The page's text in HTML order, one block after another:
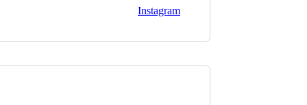
Instagram